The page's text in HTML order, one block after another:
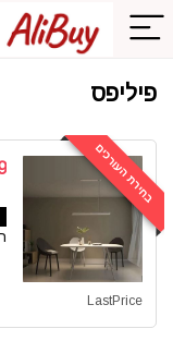
פיליפס
בחירת העורכים
LastPrice